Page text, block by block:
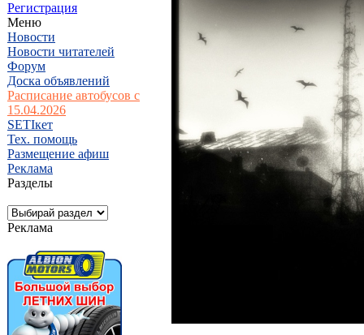
Регистрация
Меню
Новости
Новости читателей
Форум
Доска объявлений
Расписание автобусов с
15.04.2026
SETIкет
Тех. помощь
Размещение афиш
Реклама
Разделы
Реклама